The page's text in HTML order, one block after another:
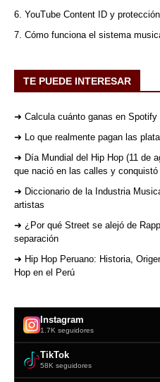
6. YouTube Content ID y
7. Cómo funciona el sistema
TE PUEDE INTERESAR
➜ Calcula cuánto ganas en Spotify
➜ Lo que realmente pagan las
➜ Día Mundial del Hip Hop (11 de
que nació en las calles y conquistó
➜ Diccionario de la Industria
artistas
➜ ¿Por qué Street se alejó de
separación
➜ Hip Hop Peruano: Historia,
Hop en el Perú
Instagram
1.7K seguidores
TikTok
58K seguidores